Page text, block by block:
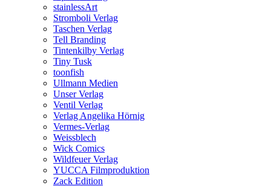
stainlessArt
Stromboli Verlag
Taschen Verlag
Tell Branding
Tintenkilby Verlag
Tiny Tusk
toonfish
Ullmann Medien
Unser Verlag
Ventil Verlag
Verlag Angelika Hörnig
Vermes-Verlag
Weissblech
Wick Comics
Wildfeuer Verlag
YUCCA Filmproduktion
Zack Edition